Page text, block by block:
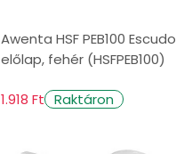
Awenta HSF PEB100 Escudo
előlap, fehér (HSFPEB100)
1.918 Ft Raktáron